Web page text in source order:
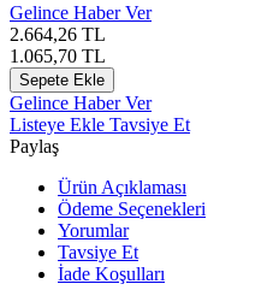
Gelince Haber Ver
2.664,26 TL
1.065,70 TL
Sepete Ekle
Gelince Haber Ver
Listeye Ekle Tavsiye Et
Paylaş
Ürün Açıklaması
Ödeme Seçenekleri
Yorumlar
Tavsiye Et
İade Koşulları